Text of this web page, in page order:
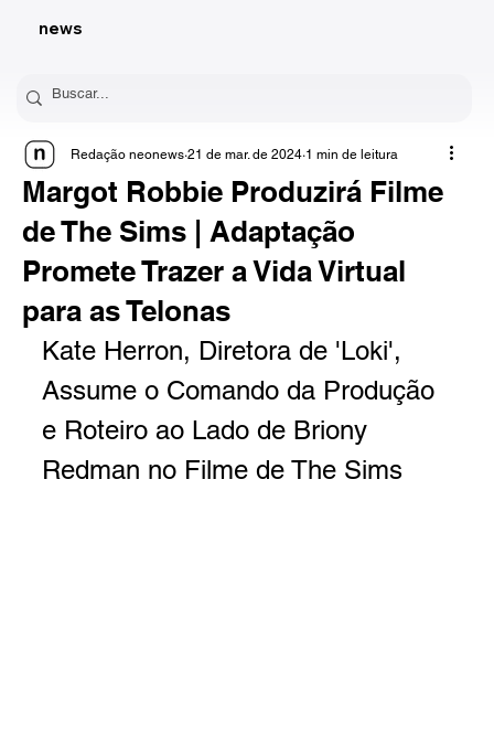
news
Margot Robbie Produzirá Filme
de The Sims | Adaptação
Promete Trazer a Vida Virtual
para as Telonas
Redação neonews 21 de mar. de 2024 1 min de leitura
Kate Herron, Diretora de 'Loki',
Assume o Comando da Produção
e Roteiro ao Lado de Briony
Redman no Filme de The Sims